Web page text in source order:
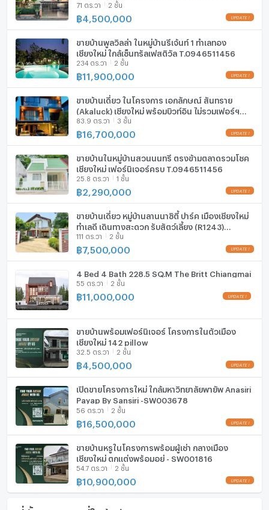
ที่จอดรถ
ที่จอดรถจักรยานยนต์
มีอินเตอร์เน็ตไร้สาย (Wi-Fi) ในห้องพัก
กล้องวงจรปิด (CCTV)
สระว่ายน้ำ
โรงยิม / ฟิตเนส
ห้องซาวน่า
ห้องสตรีม
EV-Charger
เครื่องซักผ้า
ไมโครเวฟ
สบาย น้ำไม่ท่วม
71 ตร.วา 2 ชั้น
฿ 4,500,000 UPDATE !
ขายบ้านพูลวิลล่า ในหมู่บ้านรีเจ้นท์ 1 ทำเลทอง
เชียงใหม่ ใกล้เซ็นทรัลเฟสติวัล T.0946511456
234 ตร.วา 2 ชั้น
฿11,900,000 UPDATE !
ขายบ้านเดี่ยว ในโครงการ เอกลักษณ์ สันทราย
(Akaluck) เชียงใหม่ พร้อมบิวท์อิน ไม่รวมเฟอร์ฯ
T.0946511456
83.9 ตร.วา 3 ชั้น
฿16,700,000 UPDATE !
ขายบ้านในหมู่บ้านสวนนนทรี ตรงข้ามตลาดรวมโชค
เชียงใหม่ เฟอร์นิเจอร์ครบ T.0946511456
25.8 ตร.วา 1 ชั้น
฿2,290,000 UPDATE !
ขายบ้านเดี่ยว หมู่บ้านลานนาซิตี้ ปาร์ค เมืองเชียงใหม่
ทำเลดี เดินทางสะดวก รับสัตว์เลี้ยง (R1243)
T.0946511456
111 ตร.วา 2 ชั้น
฿7,500,000 UPDATE !
4 Bed 4 Bath 228.5 SQ.M The Britt Chiangmai
55 ตร.วา 2 ชั้น
฿11,000,000 UPDATE !
ขายบ้านพร้อมเฟอร์นิเจอร์ โครงการในตัวเมือง
เชียงใหม่ 142 pillow
32.5 ตร.วา 2 ชั้น
฿ 4,500,000 UPDATE !
เปิดขายโครงการใหม่ ใกล้มหาวิทยาลัยพายัพ Anasiri
Payap By Sansiri -SW003678
56 ตร.วา 2 ชั้น
฿16,500,000 UPDATE !
ขายบ้านหรูในโครงการพร้อมผู้เช่า กลางเมือง
เชียงใหม่ ตกแต่งพร้อมอยู่ - SW001816
54.7 ตร.วา 2 ชั้น
฿10,900,000 UPDATE !